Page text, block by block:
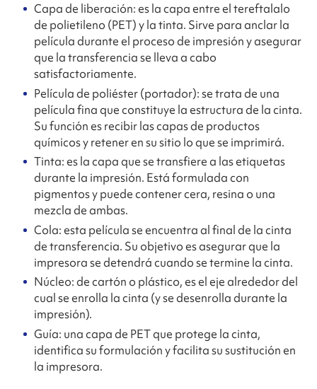
Capa de liberación: es la capa entre el tereftalalo
de polietileno (PET) y la tinta. Sirve para anclar la
película durante el proceso de impresión y asegurar
que la transferencia se lleva a cabo
satisfactoriamente.
Película de poliéster (portador): se trata de una
película fina que constituye la estructura de la cinta.
Su función es recibir las capas de productos
químicos y retener en su sitio lo que se imprimirá.
Tinta: es la capa que se transfiere a las etiquetas
durante la impresión. Está formulada con
pigmentos y puede contener cera, resina o una
mezcla de ambas.
Cola: esta película se encuentra al final de la cinta
de transferencia. Su objetivo es asegurar que la
impresora se detendrá cuando se termine la cinta.
Núcleo: de cartón o plástico, es el eje alrededor del
cual se enrolla la cinta (y se desenrolla durante la
impresión).
Guía: una capa de PET que protege la cinta,
identifica su formulación y facilita su sustitución en
la impresora.